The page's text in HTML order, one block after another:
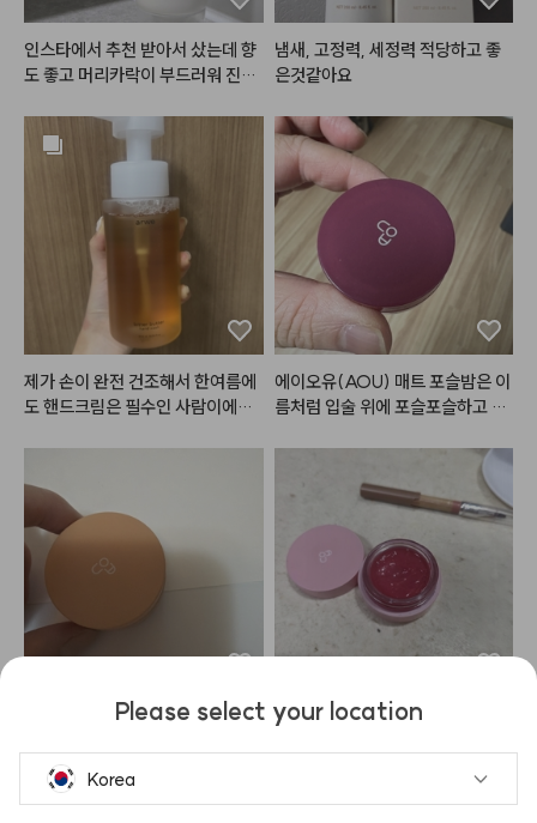
#올마이띵스
키스유어아이즈글
리터 섀도우 [ 04 jazz ]
눈밑 애교살 중앙부터 외곽으로 퍼
뜨려 준다
#데일리메이크업
#메이크업튜토
#makeuptutorial
스미듯이 발색돼서 눈두덩이 쪽도
이걸로 살짝 음영처럼 넣으면 부담
스럽지 않고 괜찮은 것 같아요.
음영도 되고 포인트도 되니까 블러
셔로 써도 괜찮았어요. 두루두루 쓰
기 좋아요.
다른 컬러도 다양하게 나왔으면 좋
더 쿨한 컬러도 좋을 것 같아요!!
인스타에서 추천 받아서 샀는데 향
도 좋고 머리카락이 부드러워 진게
않고 가벼워서 부담없이 사용할 수
있는 점이 가장 좋아요.
냄새, 고정력, 세정력 적당하고 좋
은것같아요
제가 손이 완전 건조해서 한여름에
도 핸드크림은 필수인 사람이에요.
이 마르고 건조해지는데, 이 제품은
손 씻고나서 건조하거나 당김이 없
어서 좋았어요!!
#헤메코리뷰어
에이오유(AOU) 매트 포슬밤은 이
름처럼 입술 위에 포슬포슬하고 부
일반적인 건조하고 뻑뻑한 매트 립
과 달리, 밤 타입으로 부드럽게 발
리면서도 겉은 보송하게 마무리되
어 입술 주름과 각질을 매끈하게 블
러 처리해 주는 효과가 탁월합니다.
뭉침 없이 자연스럽게 스머징되어
손이나 실리콘 브러시로 대충 톡톡
두드려 발라도 쉽게 예쁜 그라데이
특히 웜톤과 쿨톤 모두가 반할 만한
위기 컬러 구성이 돋보이며, 립뿐만
아니라 치크(블러셔)로 함께 활용
했을 때 맑고 자연스러운 생기가 돌
대용량 출시.. 부탁드립니다…
글로시하고 촉촉해서 자주 사용해
Please select your location
Korea